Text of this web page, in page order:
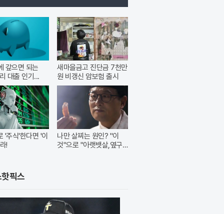
갚으면 되는
대출 인기...
새마을금고 진단금 7천만
원 비갱신 암보험 출시
'주식'한다면 '이
!
나만 살찌는 원인? "이
것"으로 "아랫뱃살,옆구
픽스